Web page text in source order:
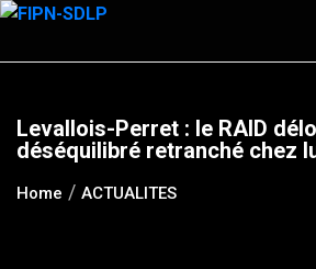
Skip
content
Levallois-Perret : le RAID
déséquilibré retranché chez
Home ACTUALITES